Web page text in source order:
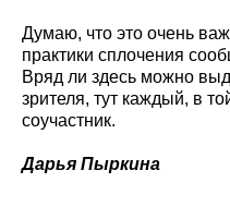
Думаю, что это очень
практики сплочения
Вряд ли здесь можно
зрителя, тут каждый, в
соучастник.
Дарья Пыркина